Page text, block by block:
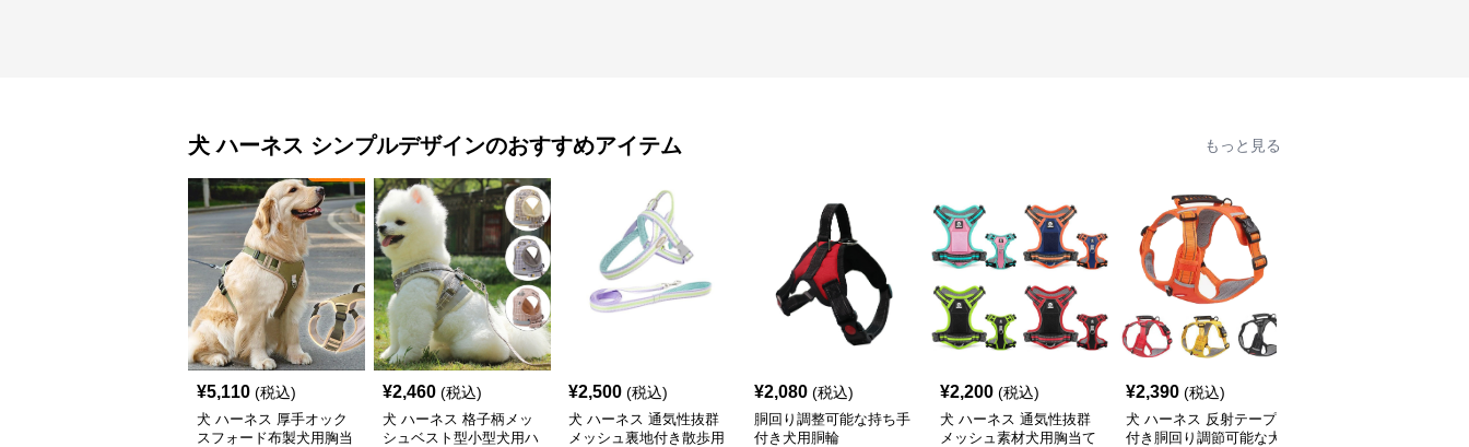
犬 ハーネス シンプルデザインのおすすめアイテム もっと見る
¥5,110 (税込)
犬 ハーネス 厚手オック
スフォード布製犬用胸当
¥2,460 (税込)
犬 ハーネス 格子柄メッ
シュベスト型小型犬用ハ
¥2,500 (税込)
犬 ハーネス 通気性抜群
メッシュ裏地付き散歩用
¥2,080 (税込)
胴回り調整可能な持ち手
付き犬用胴輪
¥2,200 (税込)
犬 ハーネス 通気性抜群
メッシュ素材犬用胸当て
¥2,390 (税込)
犬 ハーネス 反射テープ
付き胴回り調節可能な犬